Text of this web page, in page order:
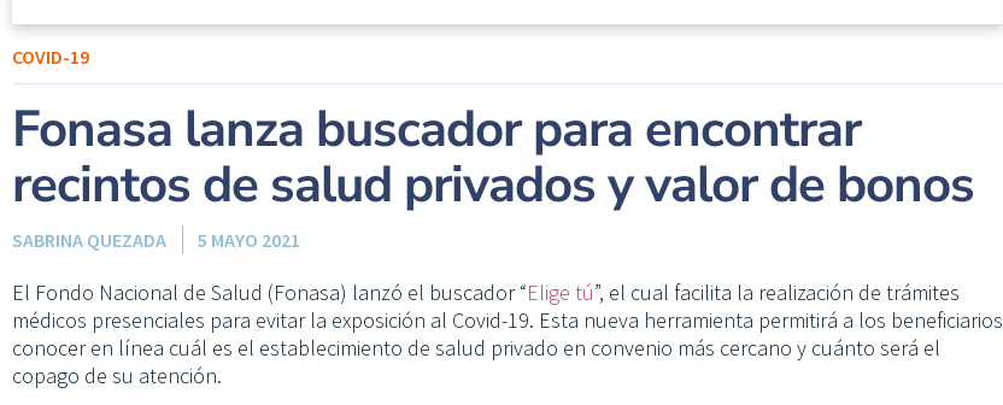
COVID-19
Fonasa lanza buscador para encontrar
recintos de salud privados y valor de bonos
SABRINA QUEZADA 5 MAYO 2021
El Fondo Nacional de Salud (Fonasa) lanzó el buscador “Elige tú”, el cual facilita la realización de trámites
médicos presenciales para evitar la exposición al Covid-19. Esta nueva herramienta permitirá a los beneficiarios
conocer en línea cuál es el establecimiento de salud privado en convenio más cercano y cuánto será el
copago de su atención.